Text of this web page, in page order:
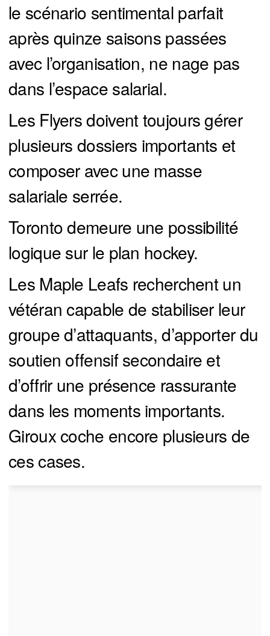
le scénario sentimental parfait
après quinze saisons passées
avec l’organisation, ne nage pas
dans l’espace salarial.
Les Flyers doivent toujours gérer
plusieurs dossiers importants et
composer avec une masse
salariale serrée.
Toronto demeure une possibilité
logique sur le plan hockey.
Les Maple Leafs recherchent un
vétéran capable de stabiliser leur
groupe d’attaquants, d’apporter du
soutien offensif secondaire et
d’offrir une présence rassurante
dans les moments importants.
Giroux coche encore plusieurs de
ces cases.